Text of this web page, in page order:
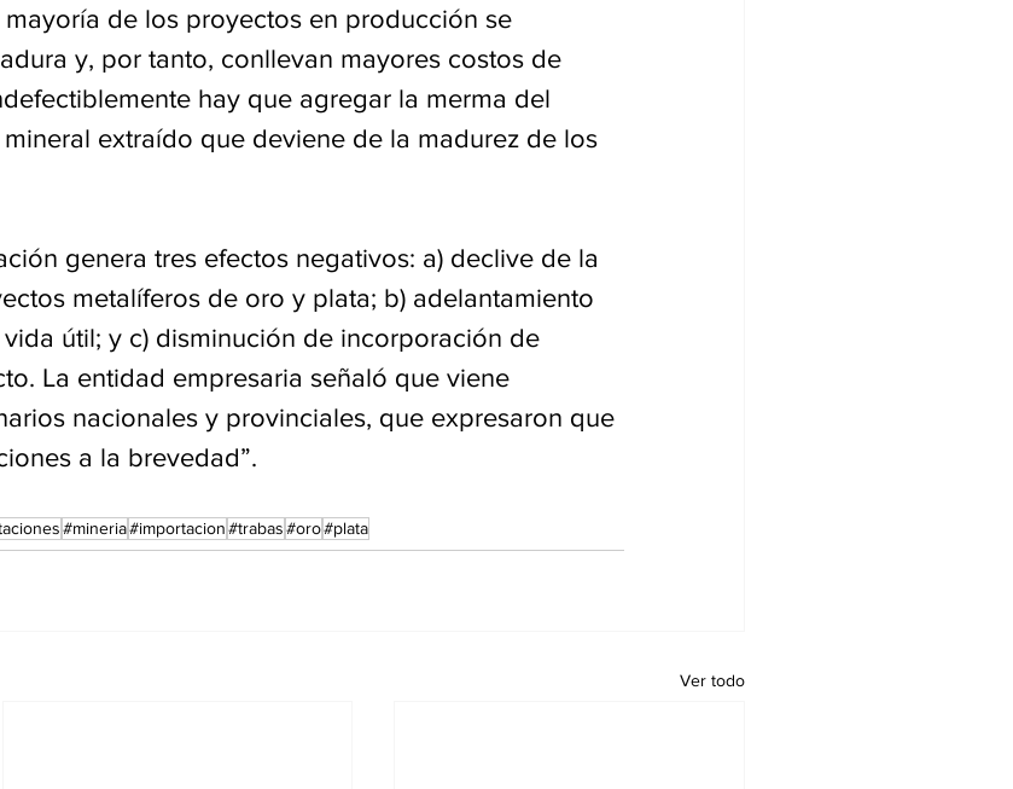
mayoría de los proyectos en producción se
y, por tanto, conllevan mayores costos de
hay que agregar la merma del
extraído que deviene de la madurez de los
genera tres efectos negativos: a) declive de la
metalíferos de oro y plata; b) adelantamiento
útil; y c) disminución de incorporación de
La entidad empresaria señaló que viene
nacionales y provinciales, que expresaron que
a la brevedad”.
#mineria#importacion#trabas#oro#plata
Ver todo